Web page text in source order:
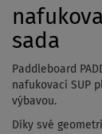
sada
Paddleboard
nafukovací SUP
výbavou.
Díky své